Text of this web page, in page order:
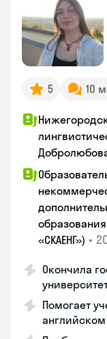
5 10
образования
«СКАЕНГ») •
Окончила
Помогает